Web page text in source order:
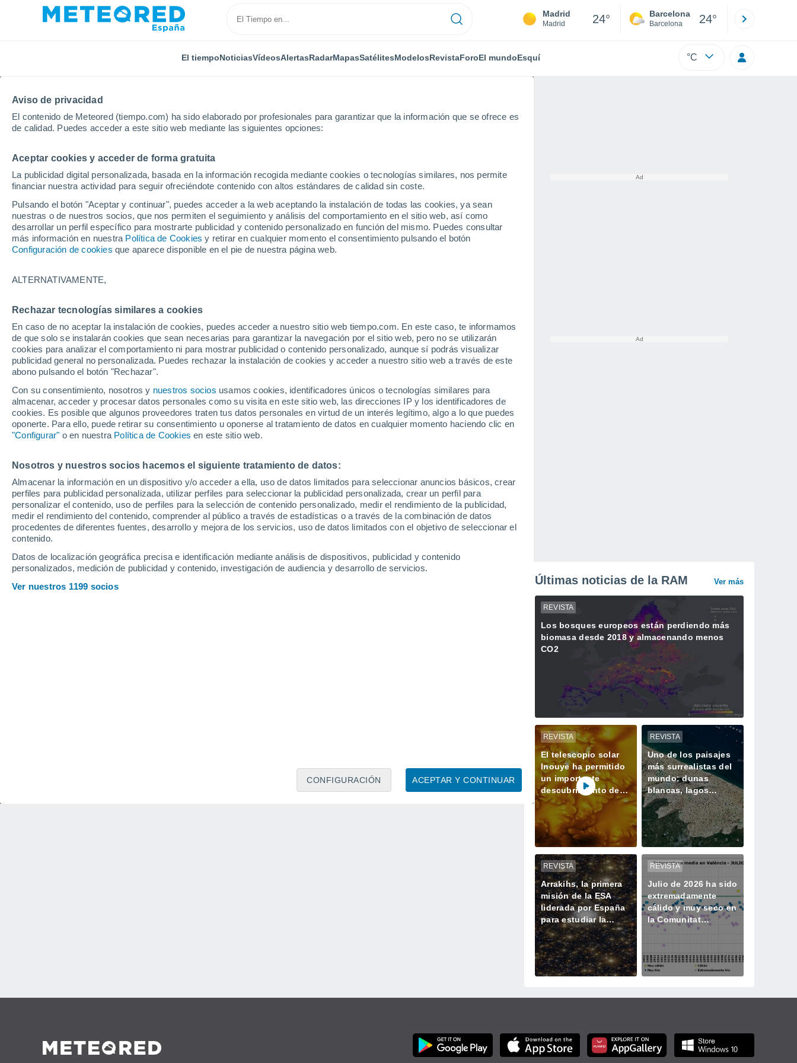
Aviso de privacidad
El contenido de Meteored (tiempo.com) ha sido elaborado por profesionales para garantizar que la información que se ofrece es
de calidad. Puedes acceder a este sitio web mediante las siguientes opciones:
Aceptar cookies y acceder de forma gratuita
La publicidad digital personalizada, basada en la información recogida mediante cookies o tecnologías similares, nos permite
financiar nuestra actividad para seguir ofreciéndote contenido con altos estándares de calidad sin coste.
Pulsando el botón "Aceptar y continuar", puedes acceder a la web aceptando la instalación de todas las cookies, ya sean
nuestras o de nuestros socios, que nos permiten el seguimiento y análisis del comportamiento en el sitio web, así como
desarrollar un perfil específico para mostrarte publicidad y contenido personalizado en función del mismo. Puedes consultar
más información en nuestra Política de Cookies y retirar en cualquier momento el consentimiento pulsando el botón
Configuración de cookies que aparece disponible en el pie de nuestra página web.
ALTERNATIVAMENTE,
Rechazar tecnologías similares a cookies
En caso de no aceptar la instalación de cookies, puedes acceder a nuestro sitio web tiempo.com. En este caso, te informamos
de que solo se instalarán cookies que sean necesarias para garantizar la navegación por el sitio web, pero no se utilizarán
cookies para analizar el comportamiento ni para mostrar publicidad o contenido personalizado, aunque sí podrás visualizar
publicidad general no personalizada. Puedes rechazar la instalación de cookies y acceder a nuestro sitio web a través de este
abono pulsando el botón "Rechazar".
Con su consentimiento, nosotros y nuestros socios usamos cookies, identificadores únicos o tecnologías similares para
almacenar, acceder y procesar datos personales como su visita en este sitio web, las direcciones IP y los identificadores de
cookies. Es posible que algunos proveedores traten tus datos personales en virtud de un interés legítimo, algo a lo que puedes
oponerte. Para ello, puede retirar su consentimiento u oponerse al tratamiento de datos en cualquier momento haciendo clic en
"Configurar" o en nuestra Política de Cookies en este sitio web.
Nosotros y nuestros socios hacemos el siguiente tratamiento de datos:
Almacenar la información en un dispositivo y/o acceder a ella, uso de datos limitados para seleccionar anuncios básicos, crear
perfiles para publicidad personalizada, utilizar perfiles para seleccionar la publicidad personalizada, crear un perfil para
personalizar el contenido, uso de perfiles para la selección de contenido personalizado, medir el rendimiento de la publicidad,
medir el rendimiento del contenido, comprender al público a través de estadísticas o a través de la combinación de datos
procedentes de diferentes fuentes, desarrollo y mejora de los servicios, uso de datos limitados con el objetivo de seleccionar el
contenido.
Datos de localización geográfica precisa e identificación mediante análisis de dispositivos, publicidad y contenido
personalizados, medición de publicidad y contenido, investigación de audiencia y desarrollo de servicios.
Ver nuestros 1199 socios
ACEPTAR Y CONTINUAR
CONFIGURACIÓN
Madrid
Madrid 24° Barcelona
Barcelona 24°
El tiempoNoticiasVídeosAlertasRadarMapasSatélitesModelosRevistaForoEl mundoEsquí °C
Inicio Ram Supertifón
Archivos de la etiqueta: Supertifón
NOTICIAS
26 Feb 2019
El supertifón Wutip entra en la historia
Al ser el primero de Cat. 5 que se forma en el hemisferio norte en el mes de febrero.
Últimas noticias de la RAM Ver más
REVISTA
Los bosques europeos están perdiendo más
biomasa desde 2018 y almacenando menos
CO2
REVISTA
El telescopio solar
Inouye ha permitido
un importante
descubrimiento de
un proceso solar
oculto hasta ahora
REVISTA
Uno de los paisajes
más surrealistas del
mundo: dunas
blancas, lagos
azules oscuros y
verde vegetación
REVISTA
Arrakihs, la primera
misión de la ESA
liderada por España
para estudiar la
historia oculta de las
galaxias
REVISTA
Julio de 2026 ha sido
extremadamente
cálido y muy seco en
la Comunitat
Valenciana